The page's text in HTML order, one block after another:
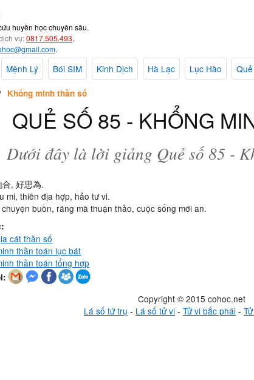
huyền học chuyên sâu.
vụ:0817.505.493.
.
Mệnh Lý Bói SIM Kinh Dịch Hà Lạc Lục Hào
Khổng minh thần số
QUẺ SỐ 85 - KHỔNG
Dưới đây là lời giảng Quẻ số 85 -
, 好思為.
mi, thiên địa hợp, hảo tư vi.
buồn, ráng mà thuận thảo, cuộc sống mới an.
cát thần số
thần toán lục bát
thần toán tổng hợp
Copyright © 2015 cohoc.net
Lá số tứ trụ - Lá số tử vi - Tử vi bắc phái -